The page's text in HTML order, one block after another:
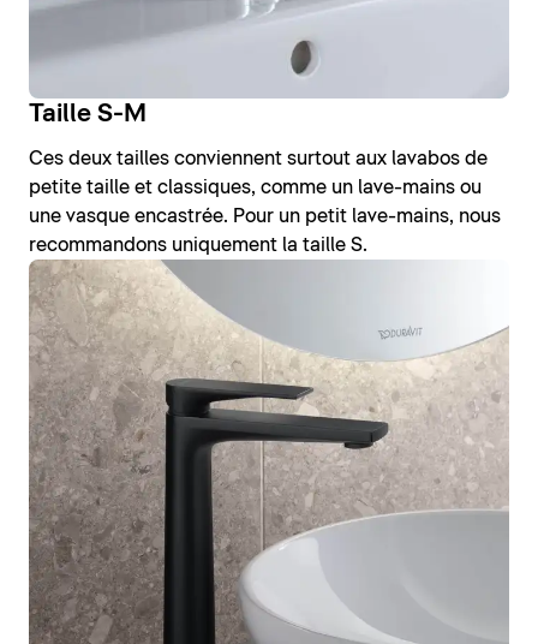
Taille S-M
Ces deux tailles conviennent surtout aux lavabos de
petite taille et classiques, comme un lave-mains ou
une vasque encastrée. Pour un petit lave-mains, nous
recommandons uniquement la taille S.